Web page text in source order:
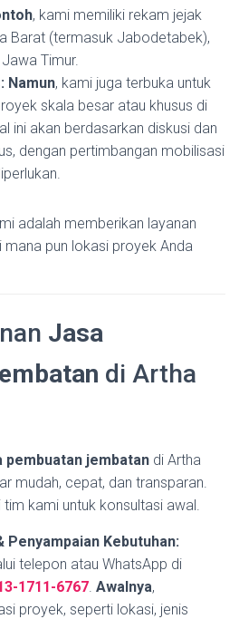
, kami memiliki rekam jejak
Barat (termasuk Jabodetabek),
Timur.
Namun, kami juga terbuka untuk
skala besar atau khusus di
ini akan berdasarkan diskusi dan
dengan pertimbangan mobilisasi
adalah memberikan layanan
mana pun lokasi proyek Anda
Jasa
di Artha
pembuatan jembatan di Artha
mudah, cepat, dan transparan.
tim kami untuk konsultasi awal.
Penyampaian Kebutuhan:
telepon atau WhatsApp di
1711-6767. Awalnya,
proyek, seperti lokasi, jenis